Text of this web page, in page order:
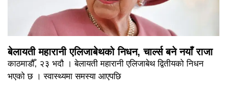
बेलायती महारानी एलिजाबेथको निधन, चार्ल्स बने नयाँ राजा
काठमाडौँ, २३ भदौ । बेलायती महारानी एलिजाबेथ द्वितीयको निधन
भएको छ । स्वास्थ्यमा समस्या आएपछि